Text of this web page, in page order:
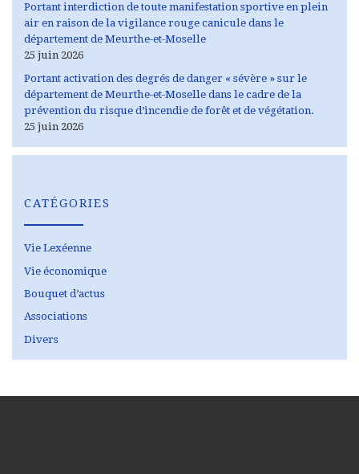
Portant interdiction de toute manifestation sportive en plein
air en raison de la vigilance rouge canicule dans le
département de Meurthe-et-Moselle
25 juin 2026
Portant activation des degrés de danger « sévère » sur le
département de Meurthe-et-Moselle dans le cadre de la
prévention du risque d’incendie de forêt et de végétation.
25 juin 2026
CATÉGORIES
Vie Lexéenne
Vie économique
Bouquet d’actus
Associations
Divers